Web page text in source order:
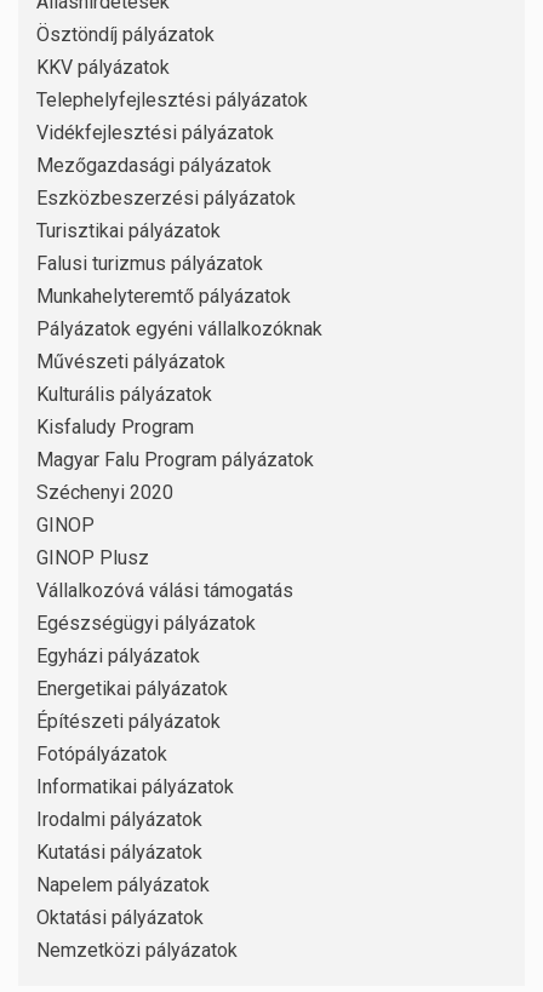
Ösztöndíj pályázatok
KKV pályázatok
Telephelyfejlesztési pályázatok
Vidékfejlesztési pályázatok
Mezőgazdasági pályázatok
Eszközbeszerzési pályázatok
Turisztikai pályázatok
Falusi turizmus pályázatok
Munkahelyteremtő pályázatok
Pályázatok egyéni vállalkozóknak
Művészeti pályázatok
Kulturális pályázatok
Kisfaludy Program
Magyar Falu Program pályázatok
Széchenyi 2020
GINOP
GINOP Plusz
Vállalkozóvá válási támogatás
Egészségügyi pályázatok
Egyházi pályázatok
Energetikai pályázatok
Építészeti pályázatok
Fotópályázatok
Informatikai pályázatok
Irodalmi pályázatok
Kutatási pályázatok
Napelem pályázatok
Oktatási pályázatok
Nemzetközi pályázatok